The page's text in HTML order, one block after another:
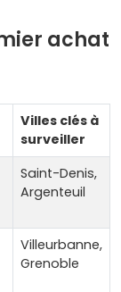
achat
Villes clés à
surveiller
Saint-Denis,
Argenteuil
Villeurbanne,
Grenoble